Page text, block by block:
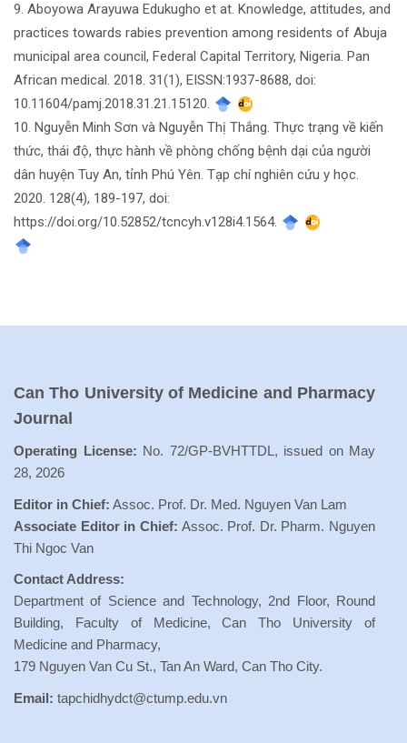
9. Aboyowa Arayuwa Edukugho et at. Knowledge, attitudes, and
practices towards rabies prevention among residents of Abuja
municipal area council, Federal Capital Territory, Nigeria. Pan
African medical. 2018. 31(1), EISSN:1937-8688, doi:
10.11604/pamj.2018.31.21.15120.
10. Nguyễn Minh Sơn và Nguyễn Thị Thắng. Thực trạng về kiến
thức, thái độ, thực hành về phòng chống bệnh dại của người
dân huyện Tuy An, tỉnh Phú Yên. Tạp chí nghiên cứu y học.
2020. 128(4), 189-197, doi:
https://doi.org/10.52852/tcncyh.v128i4.1564.
Can Tho University of Medicine and Pharmacy
Journal
Operating License: No. 72/GP-BVHTTDL, issued on May
28, 2026
Editor in Chief: Assoc. Prof. Dr. Med. Nguyen Van Lam
Associate Editor in Chief: Assoc. Prof. Dr. Pharm. Nguyen
Thi Ngoc Van
Contact Address:
Department of Science and Technology, 2nd Floor, Round
Building, Faculty of Medicine, Can Tho University of
Medicine and Pharmacy,
179 Nguyen Van Cu St., Tan An Ward, Can Tho City.
Email: tapchidhydct@ctump.edu.vn